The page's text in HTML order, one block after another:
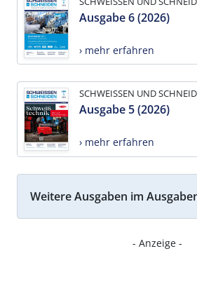
Ausgabe 6 (2026)
› mehr erfahren
SCHWEISSEN UND
Ausgabe 5 (2026)
› mehr erfahren
Weitere Ausgaben im
- Anzeige -